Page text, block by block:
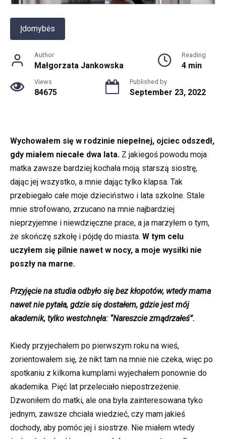
Įdomybės
Author
Małgorzata Jankowska
Reading
4 min
Views
84675
Published by
September 23, 2022
Wychowałem się w rodzinie niepełnej, ojciec odszedł,
gdy miałem niecałe dwa lata. Z jakiegoś powodu moja
matka zawsze bardziej kochała moją starszą siostrę,
dając jej wszystko, a mnie dając tylko klapsa. Tak
przebiegało całe moje dzieciństwo i lata szkolne. Stale
mnie strofowano, zrzucano na mnie najbardziej
nieprzyjemne i niewdzięczne prace, a ja marzyłem o tym,
że skończę szkołę i pójdę do miasta. W tym celu
uczyłem się pilnie nawet w nocy, a moje wysiłki nie
poszły na marne.
Przyjęcie na studia odbyło się bez kłopotów, wtedy mama
nawet nie pytała, gdzie się dostałem, gdzie jest mój
akademik, tylko westchnęła: “Nareszcie zmądrzałeś”.
Kiedy przyjechałem po pierwszym roku na wieś,
zorientowałem się, że nikt tam na mnie nie czeka, więc po
spotkaniu z kilkoma kumplami wyjechałem ponownie do
akademika. Pięć lat przeleciało niepostrzeżenie.
Dzwoniłem do matki, ale ona była zainteresowana tyko
jednym, zawsze chciała wiedzieć, czy mam jakieś
dochody, aby pomóc jej i siostrze. Nie miałem wtedy